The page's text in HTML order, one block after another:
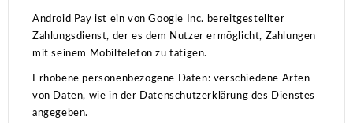
Android Pay ist ein von Google Inc. bereitgestellter
Zahlungsdienst, der es dem Nutzer ermöglicht, Zahlungen
mit seinem Mobiltelefon zu tätigen.
Erhobene personenbezogene Daten: verschiedene Arten
von Daten, wie in der Datenschutzerklärung des Dienstes
angegeben.